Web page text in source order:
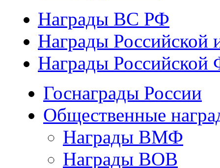
Награды ВС РФ
Награды Российской
Награды Российской
Госнаграды России
Общественные
Награды ВМФ
Награды ВОВ